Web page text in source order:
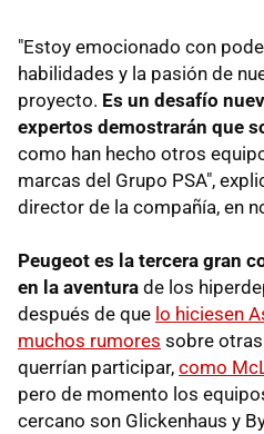
"Estoy emocionado con
habilidades y la pasión de
proyecto. Es un desafío
expertos demostrarán que
como han hecho otros
marcas del Grupo PSA",
director de la compañía, en
Peugeot es la tercera gran
en la aventura de los
después de que lo hiciesen
muchos rumores sobre
querrían participar, como
pero de momento los
cercano son Glickenhaus y